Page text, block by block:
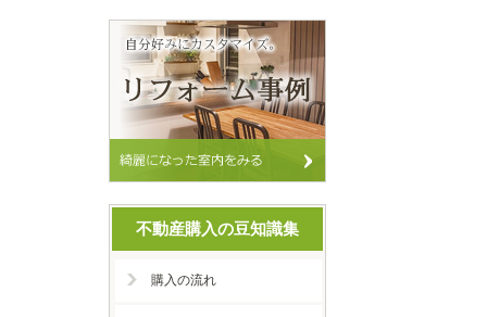
不動産購入の豆知識集
購入の流れ